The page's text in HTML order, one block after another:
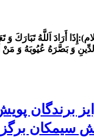
إِذَا أَرَادَ اَللَّهُ تَبَارَكَ
وَ بَصَّرَهُ عُيُوبَهُ وَ مَنْ
برندگان
سیمکان